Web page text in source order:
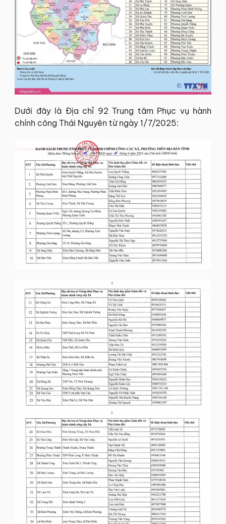
Dưới đây là Địa chỉ 92 Trung tâm Phục vụ hành
chính công Thái Nguyên từ ngày 1/7/2025: